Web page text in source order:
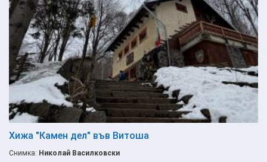
Хижа "Камен дел" във Витоша
Снимка: Николай Василковски